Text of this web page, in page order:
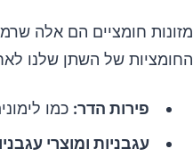
החומציות של השתן שלנו
פירות הדר: כמו
עגבניות ומוצרי